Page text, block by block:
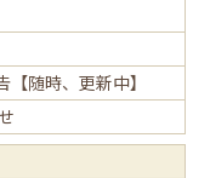
随時、更新中】